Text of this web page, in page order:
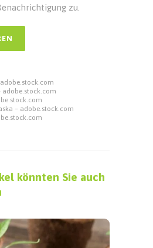
zu.
adobe.stock.com
– adobe.stock.com
könnten Sie auch